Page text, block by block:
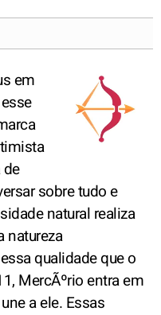
em
sobre tudo e
natural realiza
natureza
qualidade que o
MercÃºrio entra em
a ele. Essas